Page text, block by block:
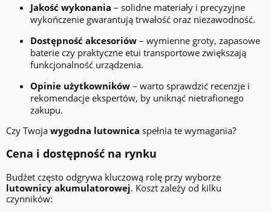
Jakość wykonania – solidne materiały i precyzyjne
wykończenie gwarantują trwałość oraz niezawodność.
Dostępność akcesoriów – wymienne groty, zapasowe
baterie czy praktyczne etui transportowe zwiększają
funkcjonalność urządzenia.
Opinie użytkowników – warto sprawdzić recenzje i
rekomendacje ekspertów, by uniknąć nietrafionego
zakupu.
Czy Twoja wygodna lutownica spełnia te wymagania?
Cena i dostępność na rynku
Budżet często odgrywa kluczową rolę przy wyborze
lutownicy akumulatorowej. Koszt zależy od kilku
czynników: